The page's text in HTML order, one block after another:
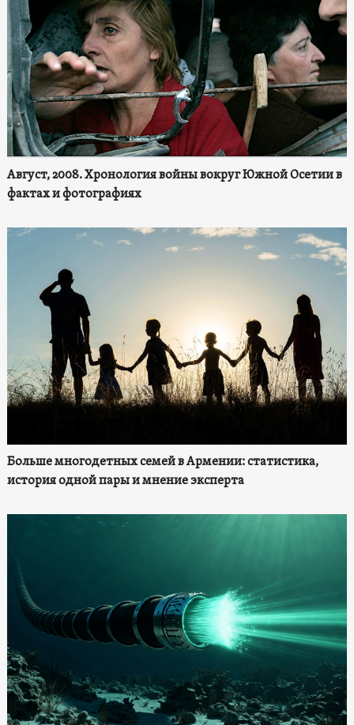
Август, 2008. Хронология войны вокруг Южной Осетии в
фактах и фотографиях
Больше многодетных семей в Армении: статистика,
история одной пары и мнение эксперта